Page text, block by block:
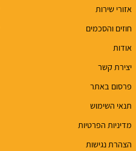
אזורי שירות
חוזים והסכמים
אודות
יצירת קשר
פרסום באתר
תנאי השימוש
מדיניות הפרטיות
הצהרת נגישות